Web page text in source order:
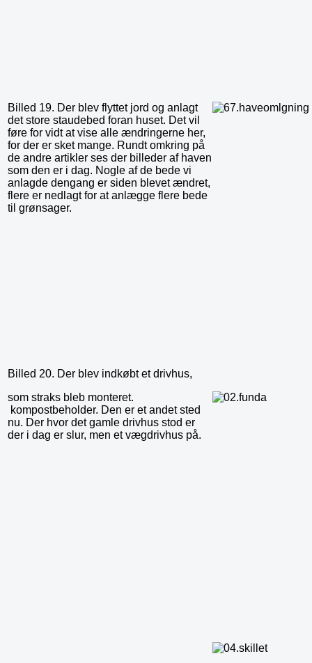
Billed 19. Der blev flyttet jord og anlagt
det store staudebed foran huset. Det vil
føre for vidt at vise alle ændringerne her,
for der er sket mange. Rundt omkring på
de andre artikler ses der billeder af haven
som den er i dag. Nogle af de bede vi
anlagde dengang er siden blevet ændret,
flere er nedlagt for at anlægge flere bede
til grønsager.
Billed 20. Der blev indkøbt et drivhus,
som straks bleb monteret.
kompostbeholder. Den er et andet sted
nu. Der hvor det gamle drivhus stod er
der i dag er slur, men et vægdrivhus på.